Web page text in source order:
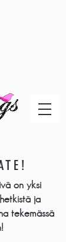
on yksi
ja
tekemässä